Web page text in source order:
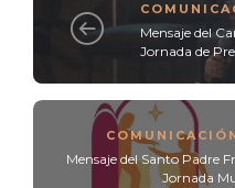
Mensaje del
Jornada de
Mensaje del Santo Padre
Jornada